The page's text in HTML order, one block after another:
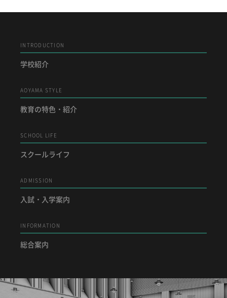
INTRODUCTION
学校紹介
AOYAMA STYLE
教育の特色・紹介
SCHOOL LIFE
スクールライフ
ADMISSION
入試・入学案内
INFORMATION
総合案内